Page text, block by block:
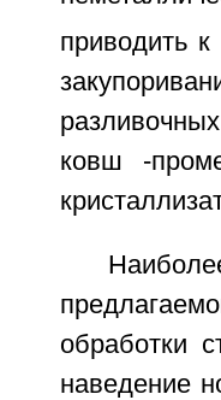
приводить
ковш -
обработки
наведение